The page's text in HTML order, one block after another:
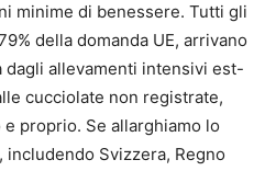
minime di benessere. Tutti gli
della domanda UE, arrivano
dagli allevamenti intensivi est-
cucciolate non registrate,
proprio. Se allarghiamo lo
includendo Svizzera, Regno